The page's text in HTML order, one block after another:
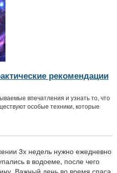
рекомендации
впечатления и узнать то, что
особые техники, которые
3х недель нужно ежедневно
в водоеме, после чего
Важный день во время спаса